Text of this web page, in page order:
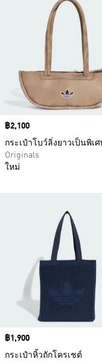
Price
฿2,100
กระเป๋าโบว์ลิ่งยาวเป็นพิเ
Originals
ใหม่
Price
฿1,900
กระเป๋าหิ้วถักโครเชต์